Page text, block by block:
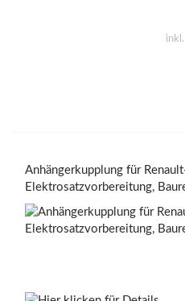
Anhängerkupplung für
Elektrosatzvorbereitung,